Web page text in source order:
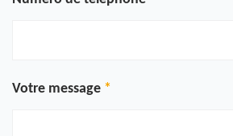
Votre message